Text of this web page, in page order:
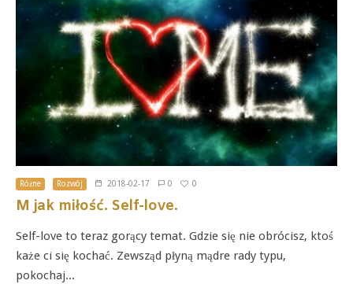
Różne Rozwój 2018-02-17 0 0
M jak miłość. Self-love.
Self-love to teraz gorący temat. Gdzie się nie obrócisz, ktoś
każe ci się kochać. Zewsząd płyną mądre rady typu,
pokochaj...